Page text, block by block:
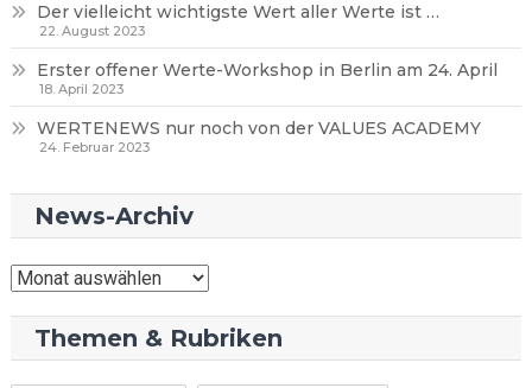
Der vielleicht wichtigste Wert aller Werte ist …
22. August 2023
Erster offener Werte-Workshop in Berlin am 24. April
18. April 2023
WERTENEWS nur noch von der VALUES ACADEMY
24. Februar 2023
News-Archiv
News-
Themen & Rubriken